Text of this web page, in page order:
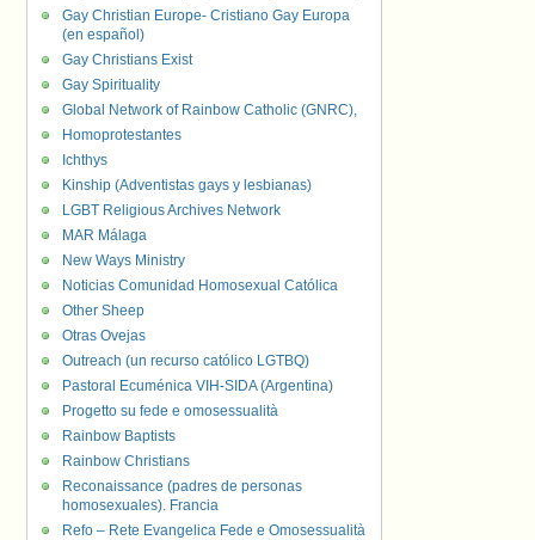
Gay Christian Europe- Cristiano Gay Europa
(en español)
Gay Christians Exist
Gay Spirituality
Global Network of Rainbow Catholic (GNRC),
Homoprotestantes
Ichthys
Kinship (Adventistas gays y lesbianas)
LGBT Religious Archives Network
MAR Málaga
New Ways Ministry
Noticias Comunidad Homosexual Católica
Other Sheep
Otras Ovejas
Outreach (un recurso católico LGTBQ)
Pastoral Ecuménica VIH-SIDA (Argentina)
Progetto su fede e omosessualità
Rainbow Baptists
Rainbow Christians
Reconaissance (padres de personas
homosexuales). Francia
Refo – Rete Evangelica Fede e Omosessualità